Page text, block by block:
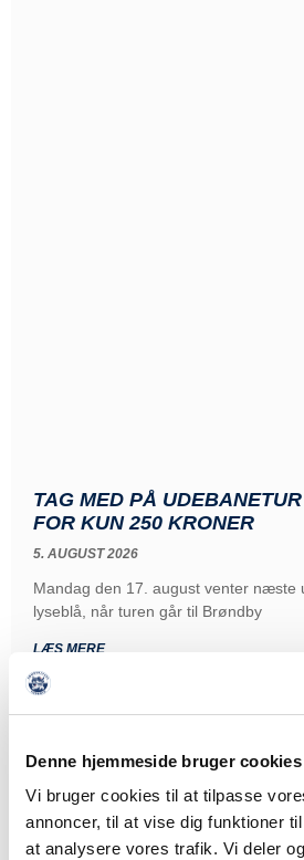
Denne hjemmeside bruger cookies
Vi bruger cookies til at tilpasse
annoncer, til at vise dig funktioner
at analysere vores trafik. Vi deler
TAG MED PÅ
FOR KUN 250 KRONER
5. AUGUST 2026
Mandag den 17. august venter næste
lyseblå, når turen går til Brøndby
LÆS MERE